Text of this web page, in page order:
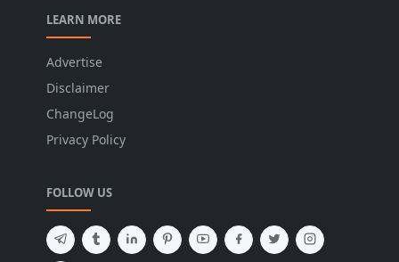
LEARN MORE
Advertise
Disclaimer
ChangeLog
Privacy Policy
FOLLOW US